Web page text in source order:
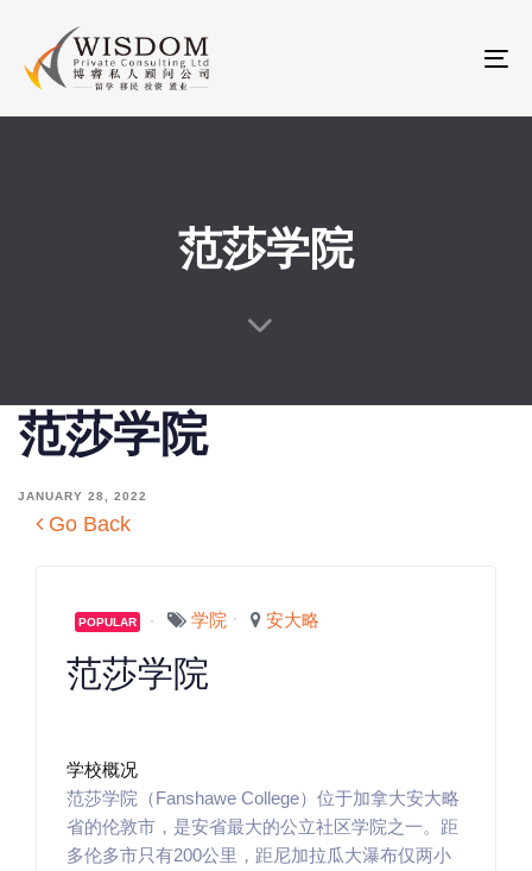
links
primary
navigation
范莎学院
范莎学院
JANUARY 28, 2022
Go Back
POPULAR 学院 安大略
范莎学院
学校概况
范莎学院（Fanshawe College）位于加拿大安大略
省的伦敦市，是安省最大的公立社区学院之一。距
多伦多市只有200公里，距尼加拉瓜大瀑布仅两小